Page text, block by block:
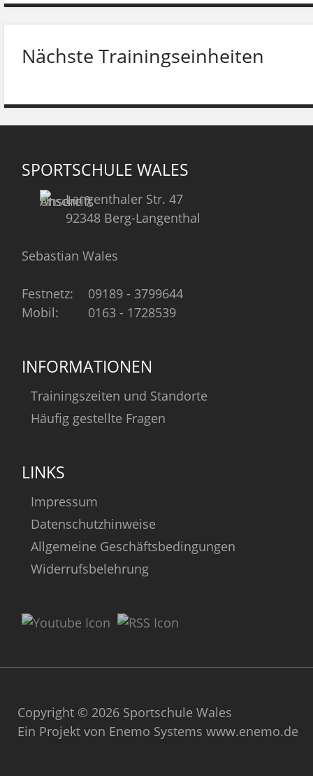
Nächste Trainingseinheiten
SPORTSCHULE WALES
Langenthaler Str. 47
92348 Berg-Langenthal
Sebastian Wales
Festnetz:
09189 - 3799644
Mobil:
0163 - 1728539
INFORMATIONEN
Trainingszeiten und Standorte
Häufig gestellte Fragen
LINKS
Impressum
Datenschutzhinweise
Allgemeine Geschäftsbedingungen
Widerrufsbelehrung
Copyright © 2026 Sportschule Wales
Ein Projekt von Enemo Systems www.enemo.de